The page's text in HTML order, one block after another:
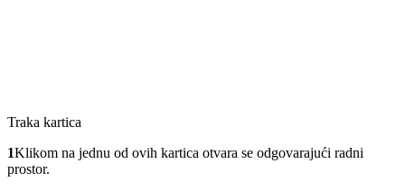
Traka kartica
1Klikom na jednu od ovih kartica otvara se odgovarajući radni
prostor.